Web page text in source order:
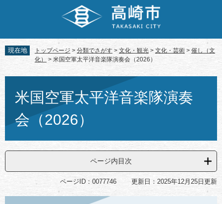
先
頭
す。
を
飛
し
現在地 トップページ > 分類でさがす > 文化・観光 > 文化・芸術 > 催し（文
化）
> 米国空軍太平洋音楽隊演奏会（2026）
米国空軍太平洋音楽隊演奏
会（2026）
ページ内目次
ページID：0077746 更新日：2025年12月25日更新